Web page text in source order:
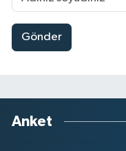
Gönder
Anket